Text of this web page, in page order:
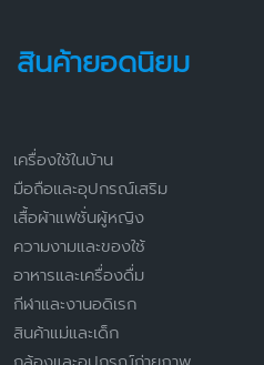
สินค้ายอดนิยม
เครื่องใช้ในบ้าน
มือถือและอุปกรณ์เสริม
เสื้อผ้าแฟชั่นผู้หญิง
ความงามและของใช้
อาหารและเครื่องดื่ม
กีฬาและงานอดิเรก
สินค้าแม่และเด็ก